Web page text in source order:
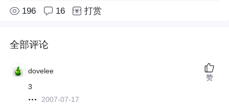
196 16 打赏
全部评论
dovelee
3
2007-07-17
赞